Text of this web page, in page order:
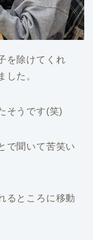
を除けてくれ
した。
そうです(笑)
で聞いて苦笑い
るところに移動